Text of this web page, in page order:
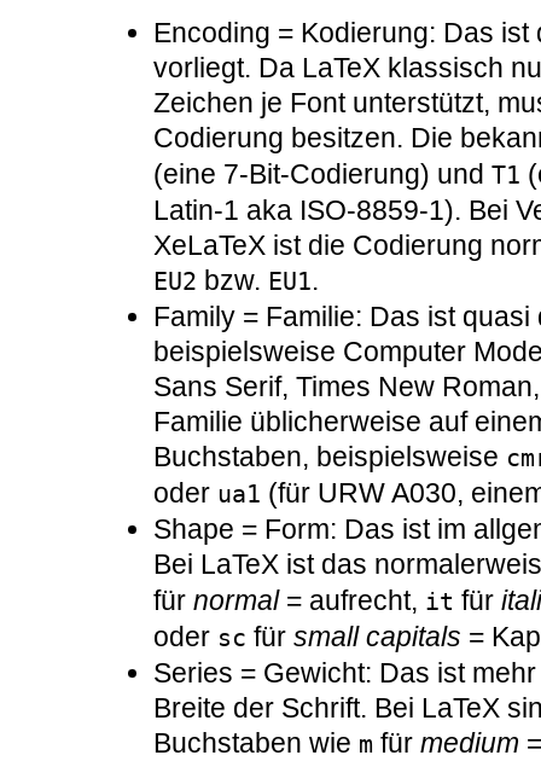
Encoding = Kodierung: Das
vorliegt. Da LaTeX klassisch
Zeichen je Font unterstützt,
Codierung besitzen. Die
(eine 7-Bit-Codierung) und T1
Latin-1 aka ISO-8859-1). Bei
XeLaTeX ist die Codierung
EU2 bzw. EU1.
Family = Familie: Das ist
beispielsweise Computer
Sans Serif, Times New
Familie üblicherweise auf
Buchstaben, beispielsweise
oder ua1 (für URW A030,
Shape = Form: Das ist im
Bei LaTeX ist das
für normal= aufrecht, it für
oder sc für small capitals =
Series = Gewicht: Das ist
Breite der Schrift. Bei LaTeX
Buchstaben wie m für medium